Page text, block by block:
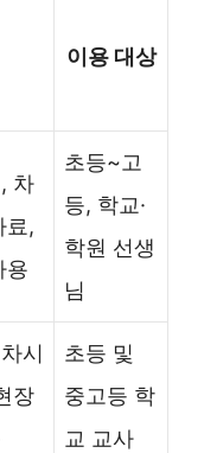
이용 대상
차
료,
용
초등~고
등, 학교·
학원 선생
님
시
장
초등 및
중고등 학
교 교사